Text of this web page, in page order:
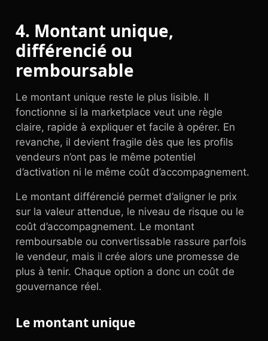
4. Montant unique,
différencié ou
remboursable
Le montant unique reste le plus lisible. Il
fonctionne si la marketplace veut une règle
claire, rapide à expliquer et facile à opérer. En
revanche, il devient fragile dès que les profils
vendeurs n’ont pas le même potentiel
d’activation ni le même coût d’accompagnement.
Le montant différencié permet d’aligner le prix
sur la valeur attendue, le niveau de risque ou le
coût d’accompagnement. Le montant
remboursable ou convertissable rassure parfois
le vendeur, mais il crée alors une promesse de
plus à tenir. Chaque option a donc un coût de
gouvernance réel.
Le montant unique